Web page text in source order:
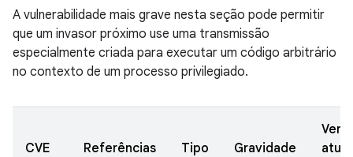
A vulnerabilidade mais grave nesta seção pode permitir
que um invasor próximo use uma transmissão
especialmente criada para executar um código arbitrário
no contexto de um processo privilegiado.
CVE Referências Tipo Gravidade